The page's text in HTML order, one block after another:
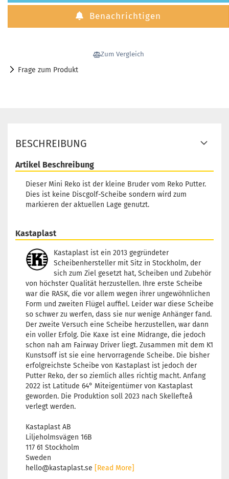
Benachrichtigen
Zum Vergleich
Frage zum Produkt
BESCHREIBUNG
Artikel Beschreibung
Dieser Mini Reko ist der kleine Bruder vom Reko Putter.
Dies ist keine Discgolf-Scheibe sondern wird zum
markieren der aktuellen Lage genutzt.
Kastaplast
Kastaplast ist ein 2013 gegründeter
Scheibenhersteller mit Sitz in Stockholm, der
sich zum Ziel gesetzt hat, Scheiben und Zubehör
von höchster Qualität herzustellen. Ihre erste Scheibe
war die RASK, die vor allem wegen ihrer ungewöhnlichen
Form und zweiten Flügel auffiel. Leider war diese Scheibe
so schwer zu werfen, dass sie nur wenige Anhänger fand.
Der zweite Versuch eine Scheibe herzustellen, war dann
ein voller Erfolg. Die Kaxe ist eine Midrange, die jedoch
schon nah am Fairway Driver liegt. Zusammen mit dem K1
Kunstsoff ist sie eine hervorragende Scheibe. Die bisher
erfolgreichste Scheibe von Kastaplast ist jedoch der
Putter Reko, der so ziemlich alles richtig macht. Anfang
2022 ist Latitude 64° Miteigentümer von Kastaplast
geworden. Die Produktion soll 2023 nach Skellefteå
verlegt werden.
Kastaplast AB
Liljeholmsvägen 16B
117 61 Stockholm
Sweden
hello@kastaplast.se [Read More]